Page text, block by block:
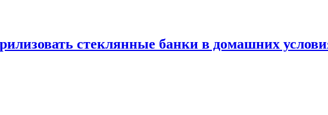
стеклянные банки в домашних